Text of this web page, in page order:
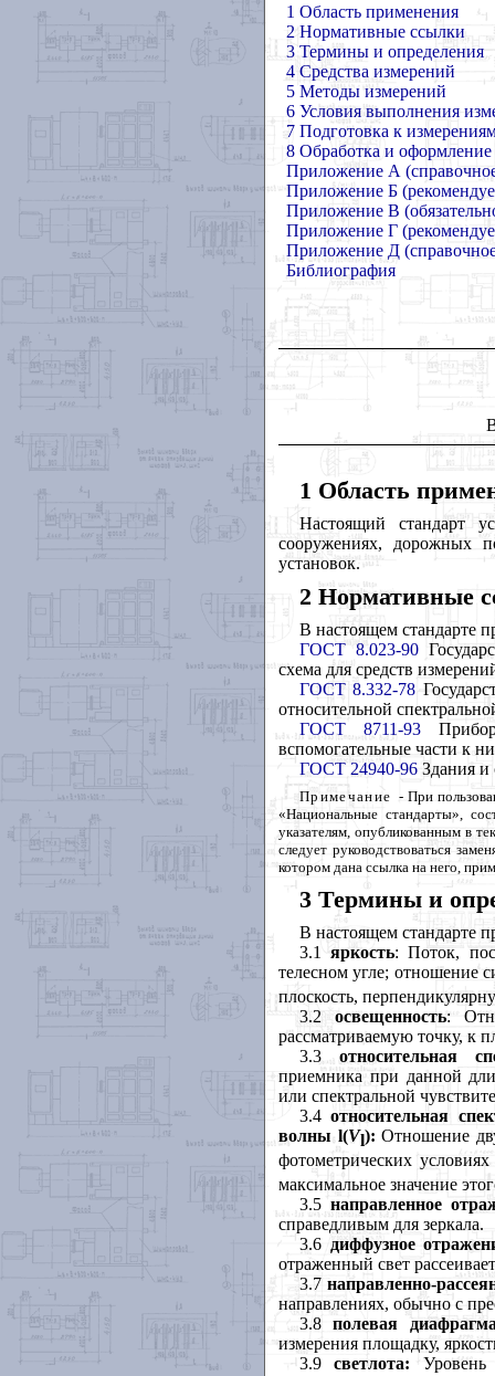
1 Область применения
2 Нормативные ссылки
3 Термины и определения
4 Средства измерений
5 Методы измерений
6 Условия выполнения
7 Подготовка к
8 Обработка и оформление
Приложение А
Приложение Б
Приложение В
Приложение Г
Приложение Д
Библиография
1 Область
Настоящий стандарт
сооружениях, дорожных
установок.
2 Нормативные
В настоящем стандарте
ГОСТ 8.023-90
схема для средств
ГОСТ 8.332-78
относительной
ГОСТ 8711-93
вспомогательные части к
ГОСТ 24940-96Здания и
Примечание - При
«Национальные стандарты»,
указателям, опубликованным в
следует руководствоваться
котором дана ссылка на него,
3 Термины и
В настоящем стандарте
3.1яркость: Поток,
телесном угле; отношение
плоскость,
3.2 освещенность:
рассматриваемую точку, к
3.3относительная
приемника при данной
или спектральной
3.4относительная
волныl(Vl): Отношение
фотометрических
максимальное значение
3.5 направленное
справедливым для зеркала.
3.6 диффузное
отраженный свет
3.7направленно-
направлениях, обычно с
3.8полевая
измерения площадку,
3.9светлота: Уровень